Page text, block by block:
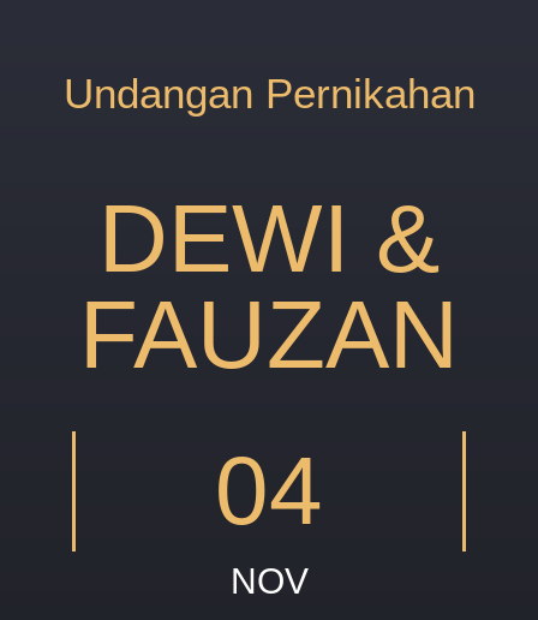
Undangan Pernikahan
DEWI &
FAUZAN
04
NOV